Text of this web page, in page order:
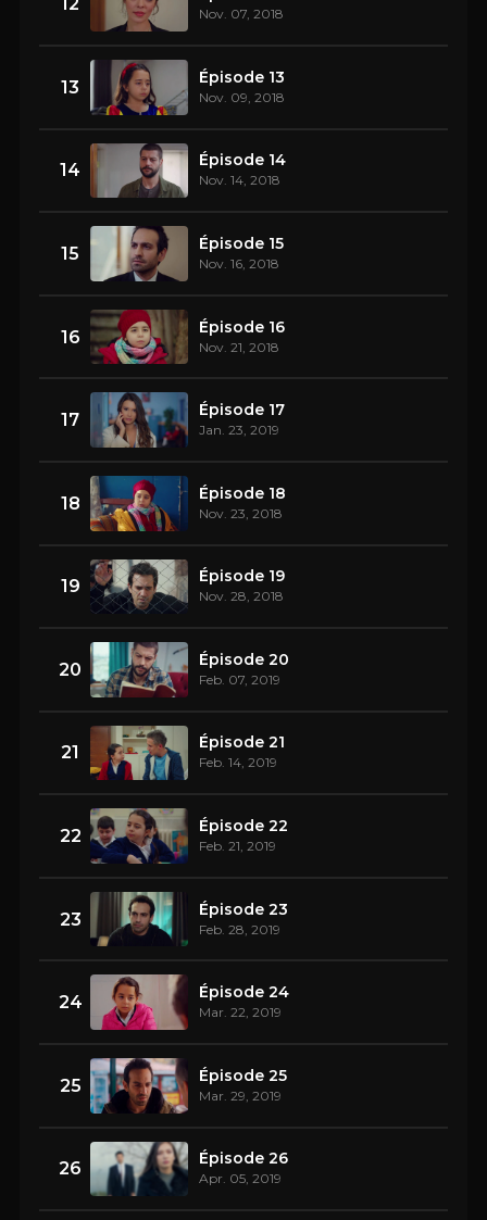
Nov. 07, 2018
13 Épisode 13
Nov. 09, 2018
14 Épisode 14
Nov. 14, 2018
15 Épisode 15
Nov. 16, 2018
16 Épisode 16
Nov. 21, 2018
17 Épisode 17
Jan. 23, 2019
18 Épisode 18
Nov. 23, 2018
19 Épisode 19
Nov. 28, 2018
20 Épisode 20
Feb. 07, 2019
21 Épisode 21
Feb. 14, 2019
22 Épisode 22
Feb. 21, 2019
23 Épisode 23
Feb. 28, 2019
24 Épisode 24
Mar. 22, 2019
25 Épisode 25
Mar. 29, 2019
26 Épisode 26
Apr. 05, 2019